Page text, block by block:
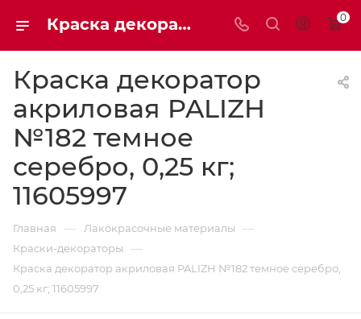
Краска декоратор акриловая PALIZH №182 темное серебро, 0,25 кг; 11605997 0
Краска декоратор
акриловая PALIZH
№182 темное
серебро, 0,25 кг;
11605997
Главная — Лакокрасочные материалы —
Краски-декораторы —
Краска декоратор акриловая PALIZH №182 темное серебро,
0,25 кг; 11605997